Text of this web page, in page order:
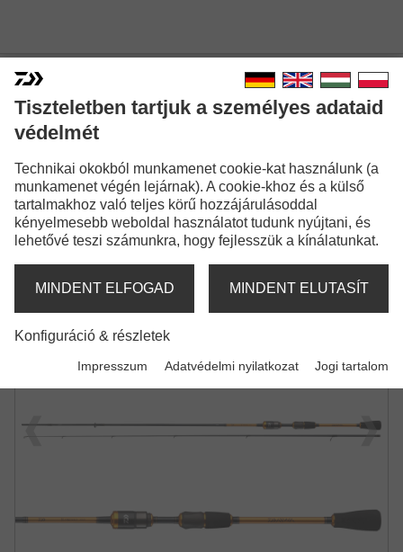
PRESSO TROUT SPIN
PISZTRÁNGOS PERGETŐ BOT | UL | L
Tiszteletben tartjuk a személyes adataid
védelmét
Technikai okokból munkamenet cookie-kat használunk (a
munkamenet végén lejárnak). A cookie-khoz és a külső
tartalmakhoz való teljes körű hozzájárulásoddal
kényelmesebb weboldal használatot tudunk nyújtani, és
lehetővé teszi számunkra, hogy fejlesszük a kínálatunkat.
MINDENT ELFOGAD MINDENT ELUTASÍT
Konfiguráció & részletek
Impresszum Adatvédelmi nyilatkozat Jogi tartalom